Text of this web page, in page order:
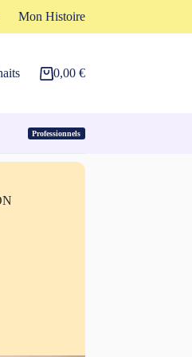
Mon Histoire
Panier
0,00 €
Espace Pro
Professionnels